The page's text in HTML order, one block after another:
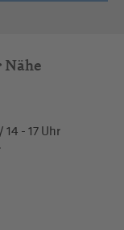
Nähe
/ 14 - 17 Uhr